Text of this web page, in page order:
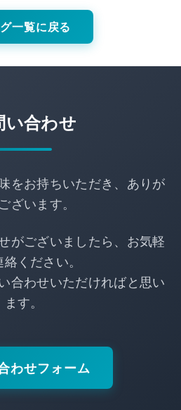
一覧に戻る
い合わせ
をお持ちいただき、ありが
ざいます。
がございましたら、お気軽
ください。
合わせいただければと思い
ます。
わせフォーム